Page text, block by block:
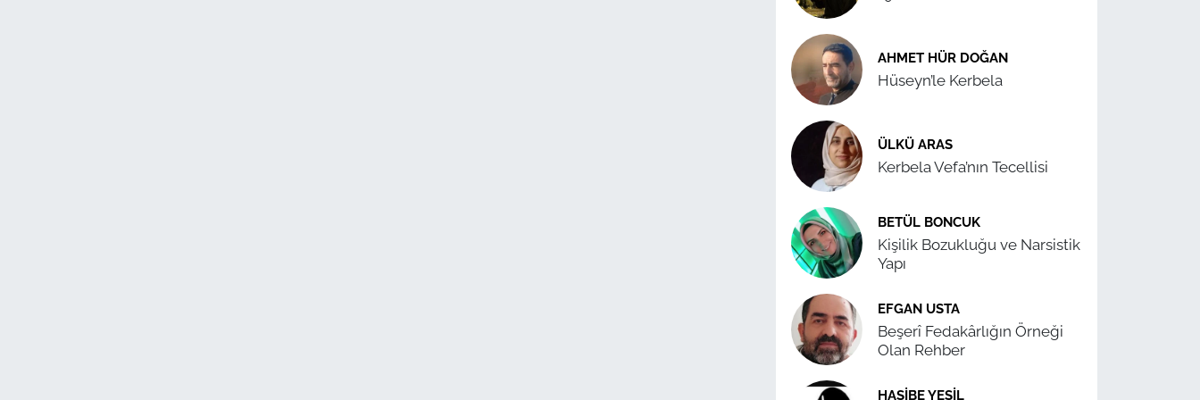
AHMET HÜR DOĞAN
Hüseyn’le Kerbela
ÜLKÜ ARAS
Kerbela Vefa’nın Tecellisi
BETÜL BONCUK
Kişilik Bozukluğu ve Narsistik
Yapı
EFGAN USTA
Beşerî Fedakârlığın Örneği
Olan Rehber
HASIBE YEŞIL